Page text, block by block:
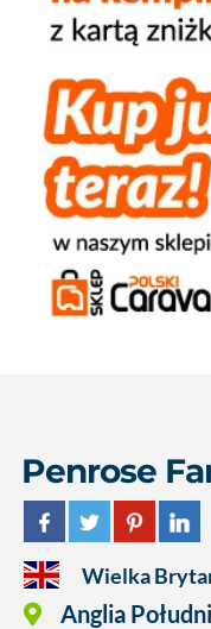
Penrose
Wielka
Anglia